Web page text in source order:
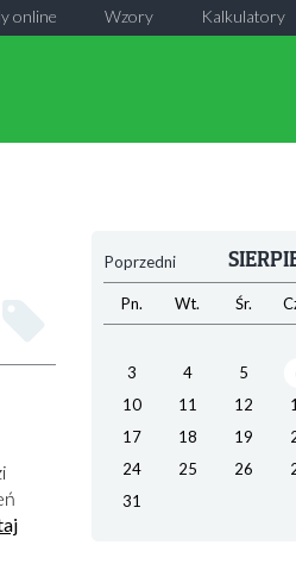
Kalkulatory
Wzory
online
Poprzedni
Pn. Wt. Śr.
3
4 5
10
11 12
17
18 19
24
25 26
31